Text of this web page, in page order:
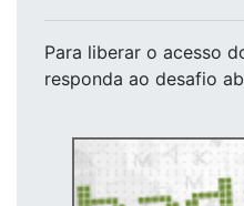
Para liberar o acesso
responda ao desafio